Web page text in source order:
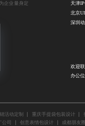
企业量身定
天津
北京
深圳
欢迎联
办公
活动定制 重庆手提袋包装设计
公司 创意表情包设计 成都朋友